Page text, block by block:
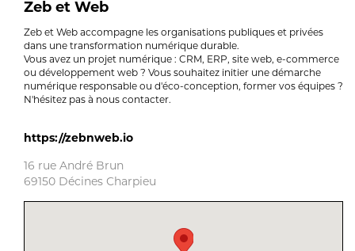
Zeb et Web
Zeb et Web accompagne les organisations publiques et privées
dans une transformation numérique durable.
Vous avez un projet numérique : CRM, ERP, site web, e-commerce
ou développement web ? Vous souhaitez initier une démarche
numérique responsable ou d'éco-conception, former vos équipes ?
N'hésitez pas à nous contacter.
https://zebnweb.io
16 rue André Brun
69150 Décines Charpieu